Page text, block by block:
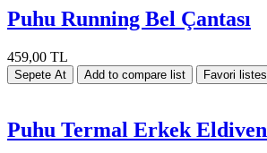
Puhu Running Bel Çantası
459,00 TL
Puhu Termal Erkek Eldiven